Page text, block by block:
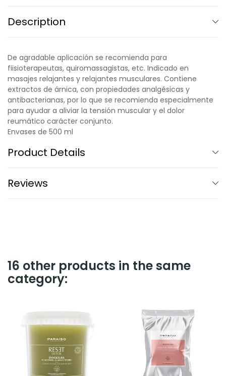
Description
De agradable aplicación se recomienda para
fiisioterapeutas, quiromassagistas, etc. Indicado en
masajes relajantes y relajantes musculares. Contiene
extractos de árnica, con propiedades analgésicas y
antibacterianas, por lo que se recomienda especialmente
para ayudar a aliviar la tensión muscular y el dolor
reumático carácter conjunto.
Envases de 500 ml
Product Details
Reviews
16 other products in the same
category: